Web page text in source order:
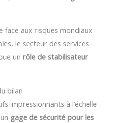
face aux risques mondiaux
le secteur des services
unrôle de stabilisateur
bilan
impressionnants à l’échelle
gage de sécurité pour les